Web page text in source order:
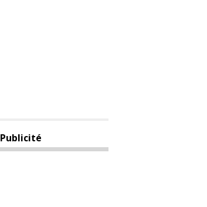
Publicité